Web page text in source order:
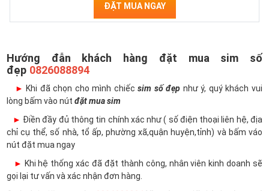
ĐẶT MUA NGAY
Hướng đẫn khách hàng đặt mua sim số
đẹp 0826088894
► Khi đã chọn cho mình chiếcsim số đẹp như ý, quý khách vui
lòng bấm vào nút đặt mua sim
► Điền đầy đủ thông tin chính xác như ( số điện thoại liên hệ, địa
chỉ cụ thể, số nhà, tổ ấp, phường xã,quận huyện,tỉnh) và bấm váo
nút đặt mua ngay
► Khi hệ thống xác đã đặt thành công, nhân viên kinh doanh sẽ
gọi lại tư vấn và xác nhận đơn hàng.